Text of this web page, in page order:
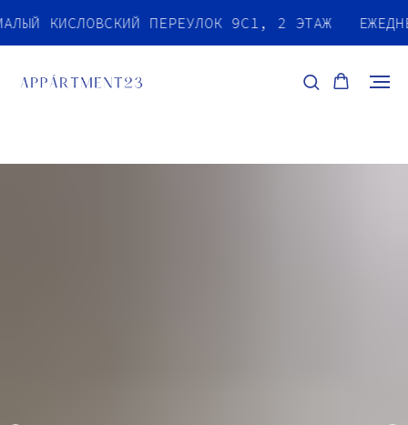
КИСЛОВСКИЙ ПЕРЕУЛОК 9С1, 2 ЭТАЖ